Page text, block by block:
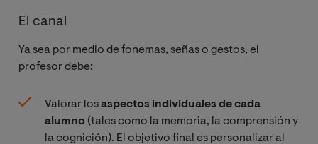
El canal
Ya sea por medio de fonemas, señas o gestos, el
profesor debe:
Valorar losaspectos individuales de cada
alumno (tales como la memoria, la comprensión y
la cognición). El objetivo final es personalizar al